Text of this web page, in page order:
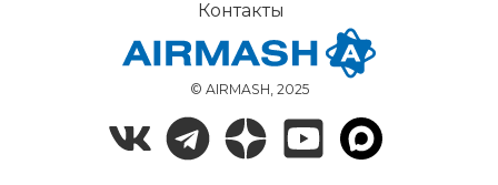
© AIRMASH, 2025
Контакты